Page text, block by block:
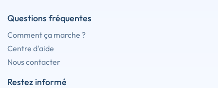
Questions fréquentes
Comment ça marche ?
Centre d'aide
Nous contacter
Restez informé